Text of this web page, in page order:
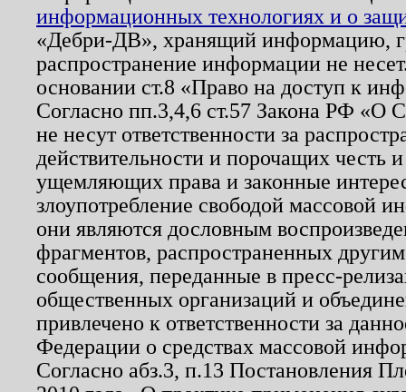
информационных технологиях и о
«Дебри-ДВ», хранящий информацию,
распространение информации не
основании ст.8 «Право на доступ к
Согласно пп.3,4,6 ст.57 Закона РФ «О
не несут ответственности за
действительности и порочащих честь
ущемляющих права и законные
злоупотребление свободой массовой
они являются дословным
фрагментов, распространенных
сообщения, переданные в пресс-
общественных организаций и
привлечено к ответственности за
Федерации о средствах массовой
Согласно абз.3, п.13 Постановления